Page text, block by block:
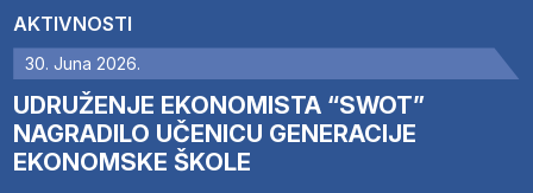
AKTIVNOSTI
30. Juna 2026.
UDRUŽENJE EKONOMISTA “SWOT”
NAGRADILO UČENICU GENERACIJE
EKONOMSKE ŠKOLE